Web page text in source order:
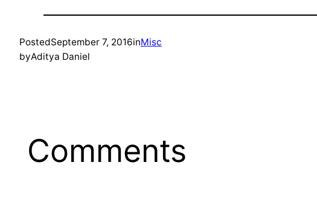
PostedSeptember 7, 2016inMisc
byAditya Daniel
Comments